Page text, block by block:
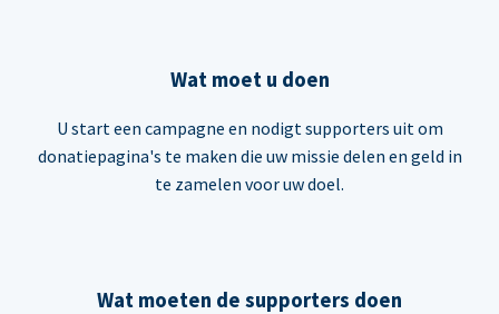
Wat moet u doen
U start een campagne en nodigt supporters uit om
donatiepagina's te maken die uw missie delen en geld in
te zamelen voor uw doel.
Wat moeten de supporters doen